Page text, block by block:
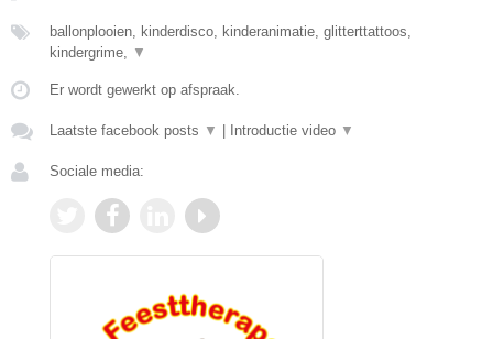
ballonplooien, kinderdisco, kinderanimatie, glitterttattoos,
kindergrime,
▼
Er wordt gewerkt op afspraak.
Laatste facebook posts ▼ | Introductie video ▼
Sociale media: